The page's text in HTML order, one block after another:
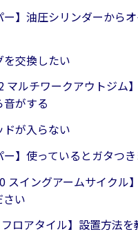
ー】油圧シリンダーから
を交換したい
マルチワークアウトジム
音がする
ドが入らない
ー】使っているとガタつ
スイングアームサイクル
い
フロアタイル】設置方法